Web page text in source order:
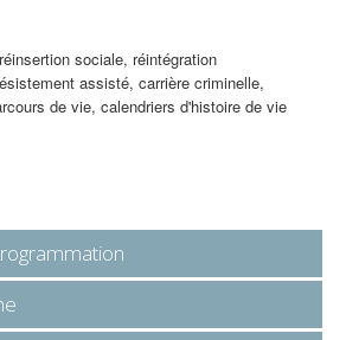
sociale, réintégration
assisté, carrière criminelle,
de vie, calendriers d'histoire de vie